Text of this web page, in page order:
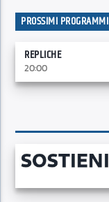
PROSSIMI PROGRAMMI
REPLICHE
20:00